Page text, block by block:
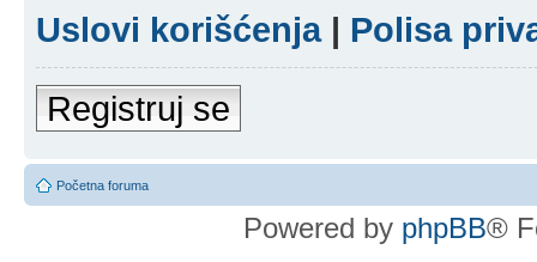
Uslovi korišćenja| Polisa
Registruj se
Početna foruma
Powered by phpBB®